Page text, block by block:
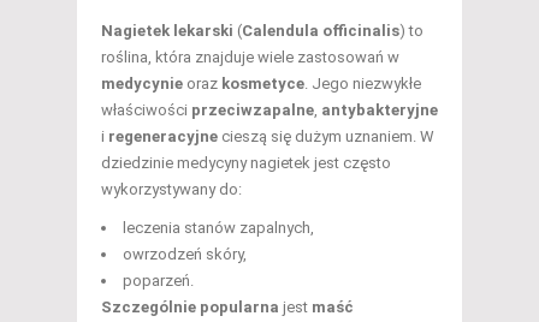
Nagietek lekarski (Calendula officinalis) to
roślina, która znajduje wiele zastosowań w
medycynie oraz kosmetyce . Jego niezwykłe
właściwości przeciwzapalne antybakteryjne
i regeneracyjne cieszą się dużym uznaniem. W
dziedzinie medycyny nagietek jest często
wykorzystywany do:
leczenia stanów zapalnych,
owrzodzeń skóry,
poparzeń.
Szczególnie popularna jest maść